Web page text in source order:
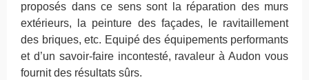
proposés dans ce sens sont la réparation des murs
extérieurs, la peinture des façades, le ravitaillement
des briques, etc. Equipé des équipements performants
et d’un savoir-faire incontesté, ravaleur à Audon vous
fournit des résultats sûrs.